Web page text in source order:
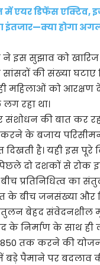
में एयर डिफेंस एक्टिव,
इंतजार—क्या होगा
इस सुझाव को खारिज
की संख्या घटाए
महिलाओं को आरक्षण
रहा था।
की बात कर
के बजाय
दिखती है। यही इस पूरे
दो दशकों से रोक
प्रतिनिधित्व का
के बीच जनसंख्या
बेहद संवेदनशील
निर्माण के साथ ही
तक करने की
बड़े पैमाने पर बदलाव